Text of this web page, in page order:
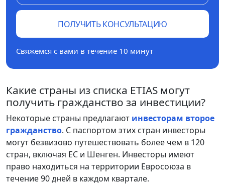
ПОЛУЧИТЬ КОНСУЛЬТАЦИЮ
Свяжемся с вами в течение 10 минут
Какие страны из списка ETIAS могут
получить гражданство за инвестиции?
Некоторые страны предлагают инвесторам второе
гражданство. С паспортом этих стран инвесторы
могут безвизово путешествовать более чем в 120
стран, включая ЕС и Шенген. Инвесторы имеют
право находиться на территории Евросоюза в
течение 90 дней в каждом квартале.